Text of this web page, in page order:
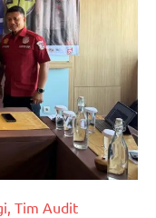
Tim Audit